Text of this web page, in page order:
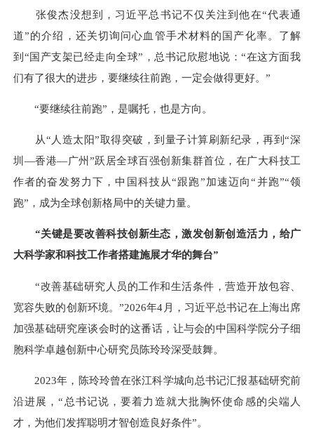
张俊杰没想到，习近平总书记不仅关注到他在“代表通
道”的介绍，还关切询问心血管手术材料的国产化率。了解
到“国产支架已经走向全球”，总书记欣慰地说：“在这方面我
们有了很大的进步，要继续往前跑，一定会做得更好。”
“要继续往前跑”，是嘱托，也是方向。
从“人造太阳”取得突破，到量子计算刷新纪录，再到“深
圳—香港—广州”跃居全球百强创新集群首位，在广大科技工
作者的奋发努力下，中国科技从“跟跑”加速迈向“并跑”“领
跑”，成为全球创新格局中的关键力量。
“关键是要改善科技创新生态，激发创新创造活力，给广
大科学家和科技工作者搭建施展才华的舞台”
“改善基础研究人员的工作和生活条件，营造开放包容、
宽容失败的创新环境。”2026年4月，习近平总书记在上海出席
加强基础研究座谈会时的这番话，让与会的中国科学院分子细
胞科学卓越创新中心研究员陈玲玲深受鼓舞。
2023年，陈玲玲曾在张江科学城向总书记汇报基础研究前
沿进展，“总书记说，要着力造就大批胸怀使命感的尖端人
才，为他们发挥聪明才智创造良好条件”。